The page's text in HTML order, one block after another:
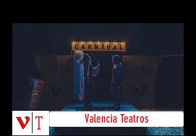
Valencia Teatros